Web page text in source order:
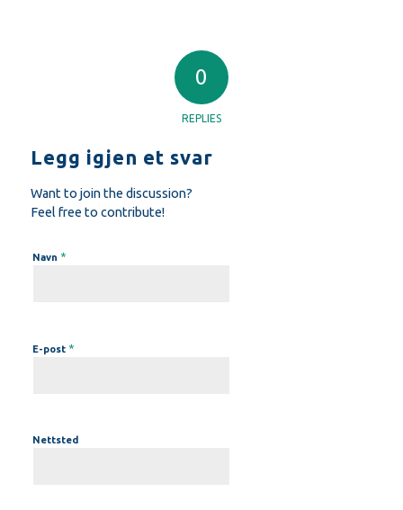
0
REPLIES
Legg igjen et svar
Want to join the discussion?
Feel free to contribute!
Navn *
E-post *
Nettsted